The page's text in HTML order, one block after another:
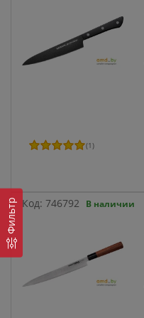
Фильтр
(1)
Код: 746792 В наличии